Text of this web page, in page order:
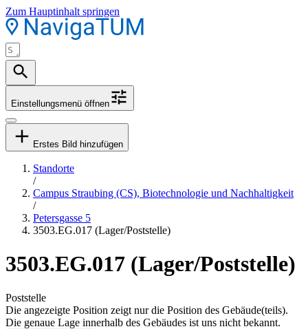
Zum Hauptinhalt springen
Einstellungsmenü öffnen
Erstes Bild hinzufügen
Standorte
/
Campus Straubing (CS), Biotechnologie und Nachhaltigkeit
/
Petersgasse 5
3503.EG.017 (Lager/Poststelle)
3503.EG.017 (Lager/Poststelle)
Poststelle
Die angezeigte Position zeigt nur die Position des Gebäude(teils).
Die genaue Lage innerhalb des Gebäudes ist uns nicht bekannt.